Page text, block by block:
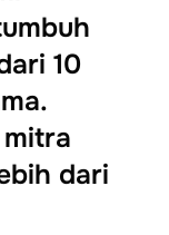
10
dari